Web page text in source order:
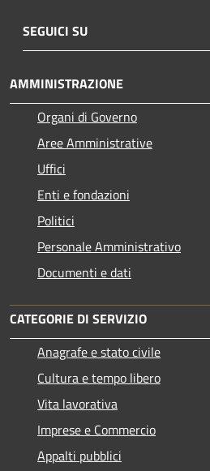
SEGUICI SU
AMMINISTRAZIONE
Organi di Governo
Aree Amministrative
Uffici
Enti e fondazioni
Politici
Personale Amministrativo
Documenti e dati
CATEGORIE DI SERVIZIO
Anagrafe e stato civile
Cultura e tempo libero
Vita lavorativa
Imprese e Commercio
Appalti pubblici